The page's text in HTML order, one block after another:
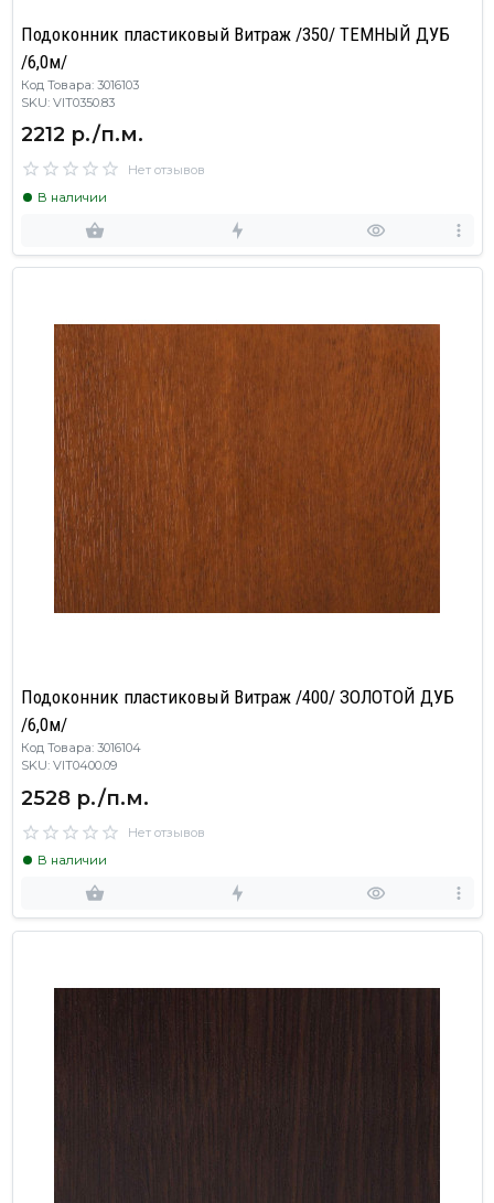
Подоконник пластиковый Витраж /350/ ТЕМНЫЙ ДУБ
/6,0м/
Код Товара: 3016103
SKU: VIT0350.83
2212 р./п.м.
Нет отзывов
В наличии
Подоконник пластиковый Витраж /400/ ЗОЛОТОЙ ДУБ
/6,0м/
Код Товара: 3016104
SKU: VIT0400.09
2528 р./п.м.
Нет отзывов
В наличии